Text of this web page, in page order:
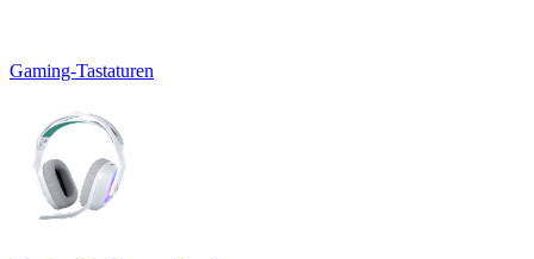
Gaming-Tastaturen